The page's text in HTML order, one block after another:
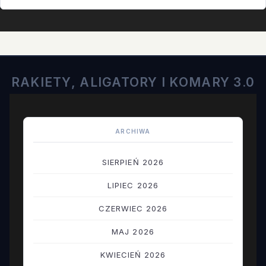
RAKIETY, ALIGATORY I KOMARY 3.0
ARCHIWA
SIERPIEŃ 2026
LIPIEC 2026
CZERWIEC 2026
MAJ 2026
KWIECIEŃ 2026